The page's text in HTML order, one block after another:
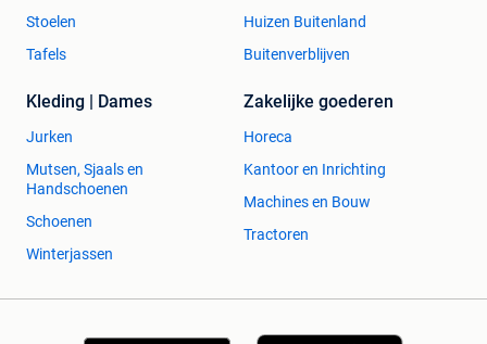
Stoelen
Tafels
Huizen Buitenland
Buitenverblijven
Kleding | Dames
Jurken
Mutsen, Sjaals en
Handschoenen
Schoenen
Winterjassen
Zakelijke goederen
Horeca
Kantoor en Inrichting
Machines en Bouw
Tractoren